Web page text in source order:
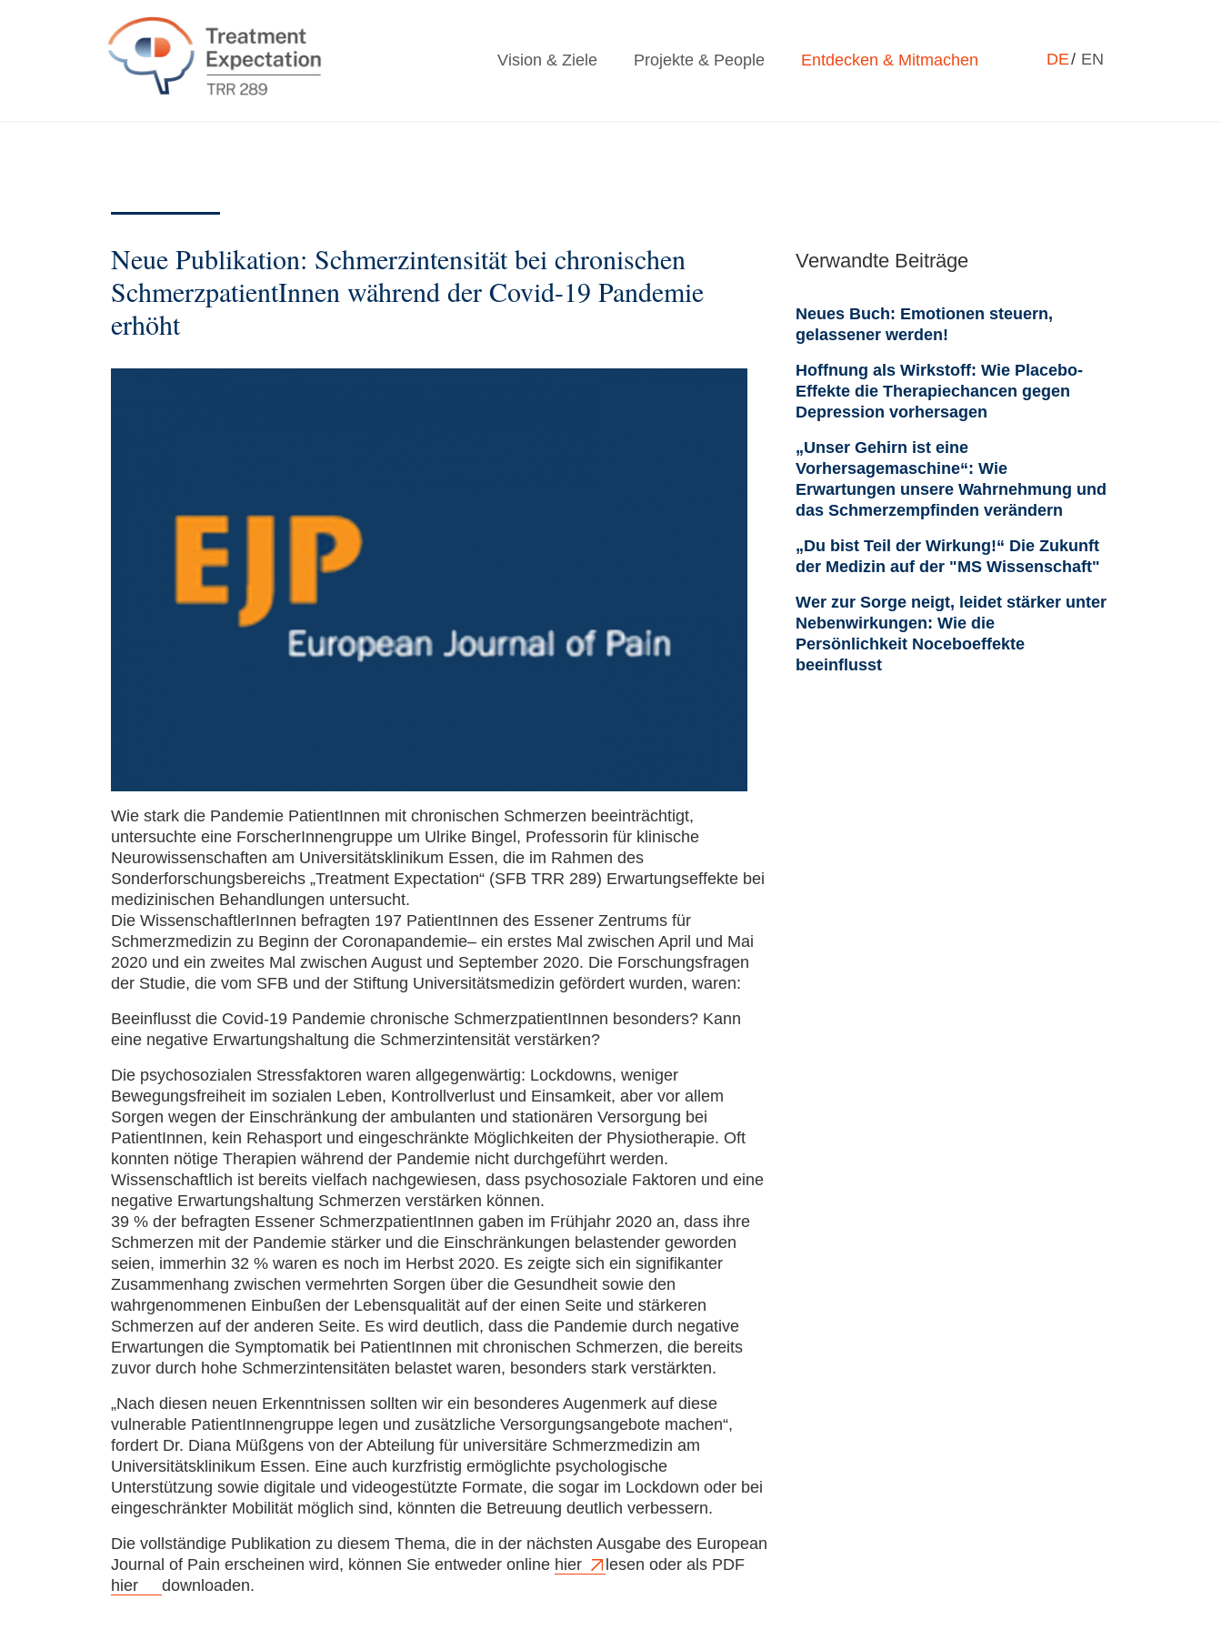
Vision & Ziele Projekte & People Entdecken & Mitmachen DE EN
Neue Publikation: Schmerzintensität bei chronischen
SchmerzpatientInnen während der Covid-19 Pandemie
erhöht
Wie stark die Pandemie PatientInnen mit chronischen Schmerzen beeinträchtigt,
untersuchte eine ForscherInnengruppe um Ulrike Bingel, Professorin für klinische
Neurowissenschaften am Universitätsklinikum Essen, die im Rahmen des
Sonderforschungsbereichs „Treatment Expectation“ (SFB TRR 289) Erwartungseffekte bei
medizinischen Behandlungen untersucht.
Die WissenschaftlerInnen befragten 197 PatientInnen des Essener Zentrums für
Schmerzmedizin zu Beginn der Coronapandemie– ein erstes Mal zwischen April und Mai
2020 und ein zweites Mal zwischen August und September 2020. Die Forschungsfragen
der Studie, die vom SFB und der Stiftung Universitätsmedizin gefördert wurden, waren:
Beeinflusst die Covid-19 Pandemie chronische SchmerzpatientInnen besonders? Kann
eine negative Erwartungshaltung die Schmerzintensität verstärken?
Die psychosozialen Stressfaktoren waren allgegenwärtig: Lockdowns, weniger
Bewegungsfreiheit im sozialen Leben, Kontrollverlust und Einsamkeit, aber vor allem
Sorgen wegen der Einschränkung der ambulanten und stationären Versorgung bei
PatientInnen, kein Rehasport und eingeschränkte Möglichkeiten der Physiotherapie. Oft
konnten nötige Therapien während der Pandemie nicht durchgeführt werden.
Wissenschaftlich ist bereits vielfach nachgewiesen, dass psychosoziale Faktoren und eine
negative Erwartungshaltung Schmerzen verstärken können.
39 % der befragten Essener SchmerzpatientInnen gaben im Frühjahr 2020 an, dass ihre
Schmerzen mit der Pandemie stärker und die Einschränkungen belastender geworden
seien, immerhin 32 % waren es noch im Herbst 2020. Es zeigte sich ein signifikanter
Zusammenhang zwischen vermehrten Sorgen über die Gesundheit sowie den
wahrgenommenen Einbußen der Lebensqualität auf der einen Seite und stärkeren
Schmerzen auf der anderen Seite. Es wird deutlich, dass die Pandemie durch negative
Erwartungen die Symptomatik bei PatientInnen mit chronischen Schmerzen, die bereits
zuvor durch hohe Schmerzintensitäten belastet waren, besonders stark verstärkten.
„Nach diesen neuen Erkenntnissen sollten wir ein besonderes Augenmerk auf diese
vulnerable PatientInnengruppe legen und zusätzliche Versorgungsangebote machen“,
fordert Dr. Diana Müßgens von der Abteilung für universitäre Schmerzmedizin am
Universitätsklinikum Essen. Eine auch kurzfristig ermöglichte psychologische
Unterstützung sowie digitale und videogestützte Formate, die sogar im Lockdown oder bei
eingeschränkter Mobilität möglich sind, könnten die Betreuung deutlich verbessern.
Die vollständige Publikation zu diesem Thema, die in der nächsten Ausgabe des European
Journal of Pain erscheinen wird, können Sie entweder online hier
lesen oder als PDF
hier
downloaden.
Verwandte Beiträge
Neues Buch: Emotionen steuern,
gelassener werden!
Hoffnung als Wirkstoff: Wie Placebo-
Effekte die Therapiechancen gegen
Depression vorhersagen
„Unser Gehirn ist eine
Vorhersagemaschine“: Wie
Erwartungen unsere Wahrnehmung und
das Schmerzempfinden verändern
„Du bist Teil der Wirkung!“ Die Zukunft
der Medizin auf der "MS Wissenschaft"
Wer zur Sorge neigt, leidet stärker unter
Nebenwirkungen: Wie die
Persönlichkeit Noceboeffekte
beeinflusst